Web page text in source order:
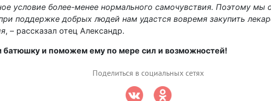
условие более-менее нормального самочувствия. Поэтому мы
поддержке добрых людей нам удастся вовремя закупить
, – рассказал отец Александр.
и поможем ему по мере сил и возможностей!
Поделиться в социальных сетях